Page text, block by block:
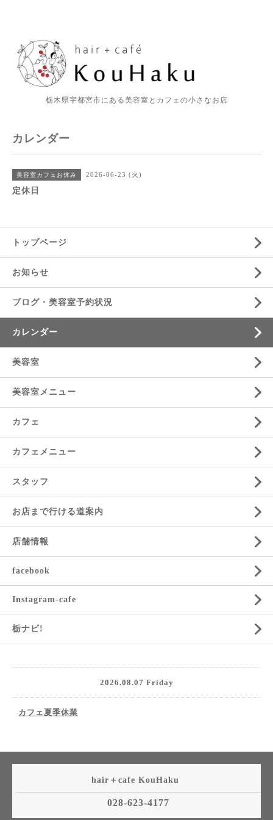
栃木県宇都宮市にある美容室とカフェの小さなお店
カレンダー
美容室カフェお休み 2026-06-23 (火)
定休日
トップページ
お知らせ
ブログ・美容室予約状況
カレンダー
美容室
美容室メニュー
カフェ
カフェメニュー
スタッフ
お店まで行ける道案内
店舗情報
facebook
Instagram-cafe
栃ナビ!
2026.08.07 Friday
カフェ夏季休業
hair＋cafe KouHaku
028-623-4177